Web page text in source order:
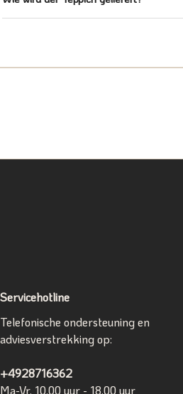
Servicehotline
Telefonische ondersteuning en
adviesverstrekking op:
+4928716362
Ma-Vr, 10.00 uur - 18.00 uur